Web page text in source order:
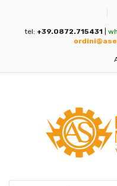
tel: +39.0872.715431